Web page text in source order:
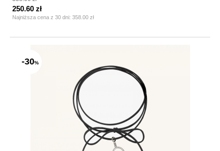
Najniższa cena z 30 dni: 358.00 zł
250.60 zł
-30%